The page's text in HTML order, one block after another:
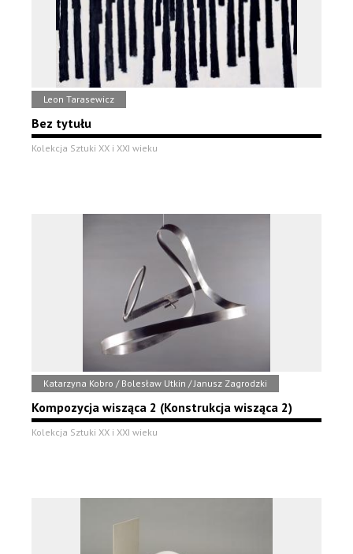
Leon Tarasewicz
Bez tytułu
Kolekcja Sztuki XX i XXI wieku
Katarzyna Kobro / Bolesław Utkin / Janusz Zagrodzki
Kompozycja wisząca 2 (Konstrukcja wisząca 2)
Kolekcja Sztuki XX i XXI wieku